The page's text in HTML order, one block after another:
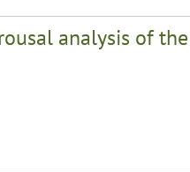
analysis of